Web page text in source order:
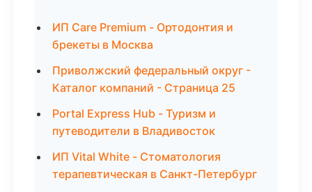
ИП Care Premium - Ортодонтия и
брекеты в Москва
Приволжский федеральный округ -
Каталог компаний - Страница 25
Portal Express Hub - Туризм и
путеводители в Владивосток
ИП Vital White - Стоматология
терапевтическая в Санкт-Петербург